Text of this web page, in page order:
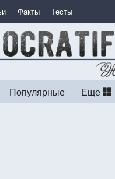
Факты Тесты
Популярные Еще